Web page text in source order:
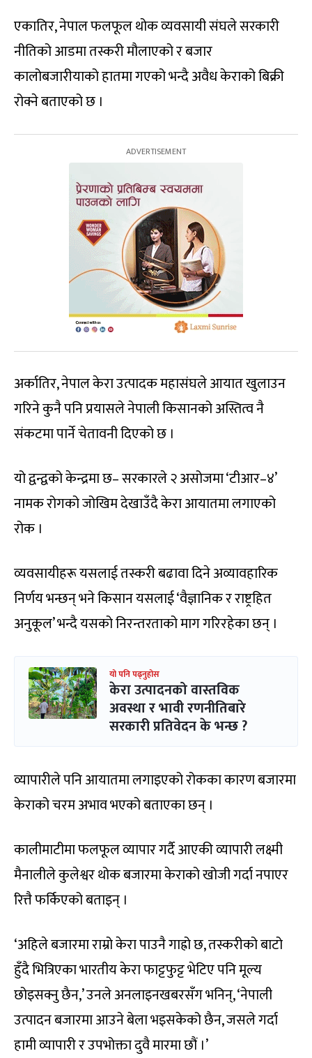
एकातिर, नेपाल फलफूल थोक व्यवसायी संघले सरकारी
नीतिको आडमा तस्करी मौलाएको र बजार
कालोबजारीयाको हातमा गएको भन्दै अवैध केराको बिक्री
रोक्ने बताएको छ ।
अर्कातिर, नेपाल केरा उत्पादक महासंघले आयात खुलाउन
गरिने कुनै पनि प्रयासले नेपाली किसानको अस्तित्व नै
संकटमा पार्ने चेतावनी दिएको छ ।
यो द्वन्द्वको केन्द्रमा छ– सरकारले २ असोजमा ‘टीआर–४’
नामक रोगको जोखिम देखाउँदै केरा आयातमा लगाएको
रोक ।
व्यवसायीहरू यसलाई तस्करी बढावा दिने अव्यावहारिक
निर्णय भन्छन् भने किसान यसलाई ‘वैज्ञानिक र राष्ट्रहित
अनुकूल’ भन्दै यसको निरन्तरताको माग गरिरहेका छन् ।
यो पनि पढ्नुहोस
केरा उत्पादनको वास्तविक
अवस्था र भावी रणनीतिबारे
सरकारी प्रतिवेदन के भन्छ ?
व्यापारीले पनि आयातमा लगाइएको रोकका कारण बजारमा
केराको चरम अभाव भएको बताएका छन् ।
कालीमाटीमा फलफूल व्यापार गर्दै आएकी व्यापारी लक्ष्मी
मैनालीले कुलेश्वर थोक बजारमा केराको खोजी गर्दा नपाएर
रित्तै फर्किएको बताइन् ।
‘अहिले बजारमा राम्रो केरा पाउनै गाह्रो छ, तस्करीको बाटो
हुँदै भित्रिएका भारतीय केरा फाट्टफुट्ट भेटिए पनि मूल्य
छोइसक्नु छैन,’ उनले अनलाइनखबरसँग भनिन्, ‘नेपाली
उत्पादन बजारमा आउने बेला भइसकेको छैन, जसले गर्दा
हामी व्यापारी र उपभोक्ता दुवै मारमा छौं ।’